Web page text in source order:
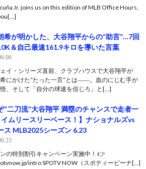
Jr. joins us on this edition of MLB Office Hours,
希が明かした、大谷翔平からの“助言”…7回
＆自己最速161.9キロを導いた言葉
イ・シリーズ直前、クラブハウスで大谷翔平が
にかけた“たった一言”とは――。血のにじむ手が
、そして「自分の球速を信じろ」と[…]
“二刀流”大谷翔平 満塁のチャンスで走者一
ムリースリーベース！】ナショナルズvs
ス MLB2025シーズン 6.23
の特別割引キャンペーン実施中！ 👉
intro SPOTV NOW（スポティービーナ[…]